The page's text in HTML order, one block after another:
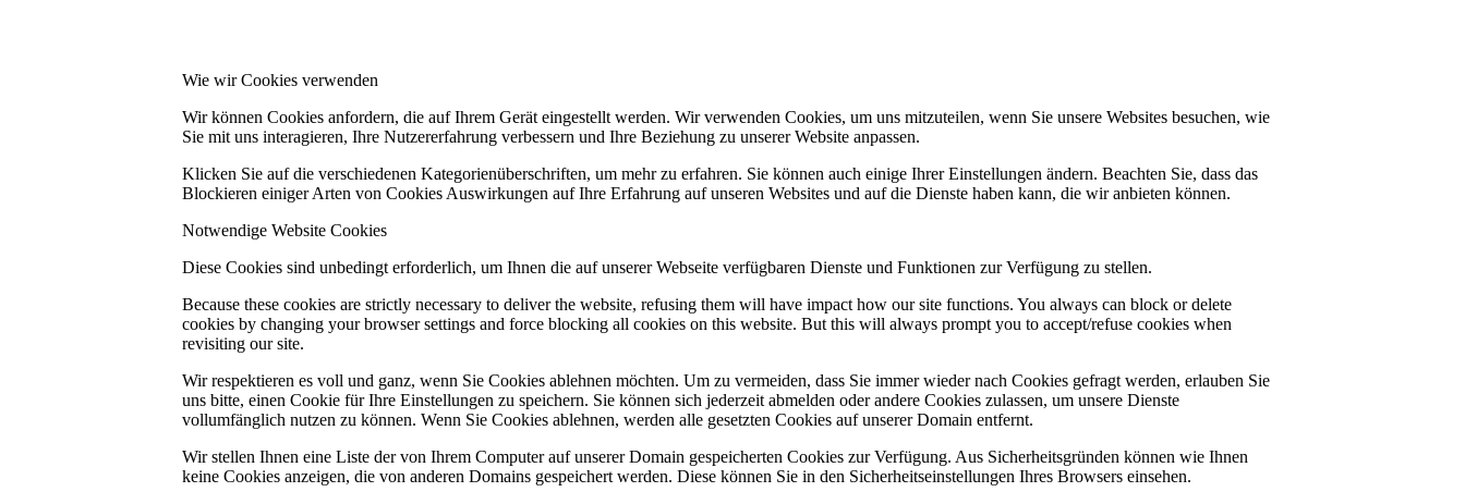
Wie wir Cookies verwenden
Wir können Cookies anfordern, die auf Ihrem Gerät eingestellt werden. Wir verwenden Cookies, um uns mitzuteilen, wenn Sie unsere Websites besuchen, wie
Sie mit uns interagieren, Ihre Nutzererfahrung verbessern und Ihre Beziehung zu unserer Website anpassen.
Klicken Sie auf die verschiedenen Kategorienüberschriften, um mehr zu erfahren. Sie können auch einige Ihrer Einstellungen ändern. Beachten Sie, dass das
Blockieren einiger Arten von Cookies Auswirkungen auf Ihre Erfahrung auf unseren Websites und auf die Dienste haben kann, die wir anbieten können.
Notwendige Website Cookies
Diese Cookies sind unbedingt erforderlich, um Ihnen die auf unserer Webseite verfügbaren Dienste und Funktionen zur Verfügung zu stellen.
Because these cookies are strictly necessary to deliver the website, refusing them will have impact how our site functions. You always can block or delete
cookies by changing your browser settings and force blocking all cookies on this website. But this will always prompt you to accept/refuse cookies when
revisiting our site.
Wir respektieren es voll und ganz, wenn Sie Cookies ablehnen möchten. Um zu vermeiden, dass Sie immer wieder nach Cookies gefragt werden, erlauben Sie
uns bitte, einen Cookie für Ihre Einstellungen zu speichern. Sie können sich jederzeit abmelden oder andere Cookies zulassen, um unsere Dienste
vollumfänglich nutzen zu können. Wenn Sie Cookies ablehnen, werden alle gesetzten Cookies auf unserer Domain entfernt.
Wir stellen Ihnen eine Liste der von Ihrem Computer auf unserer Domain gespeicherten Cookies zur Verfügung. Aus Sicherheitsgründen können wie Ihnen
keine Cookies anzeigen, die von anderen Domains gespeichert werden. Diese können Sie in den Sicherheitseinstellungen Ihres Browsers einsehen.